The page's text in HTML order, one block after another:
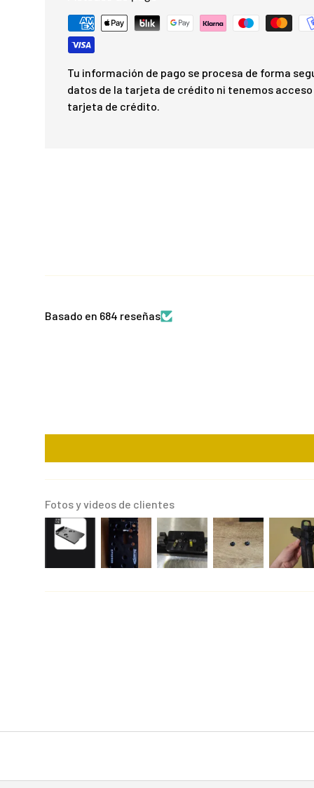
Tu información de pago se procesa de forma
datos de la tarjeta de crédito ni tenemos
tarjeta de crédito.
Basado en 684 reseñas
Fotos y videos de clientes